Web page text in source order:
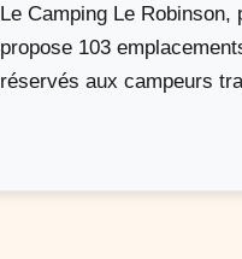
Le Camping Le Robinson,
propose 103
réservés aux campeurs